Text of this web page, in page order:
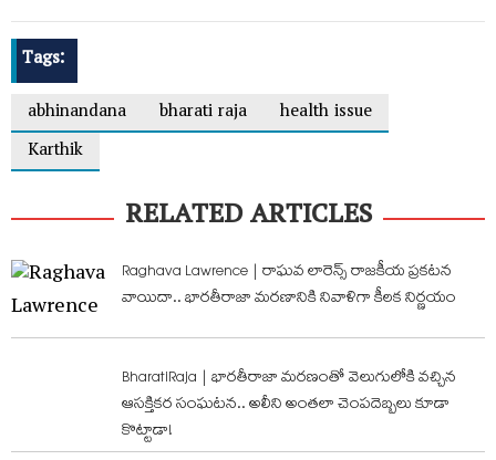
Tags:
abhinandana
bharati raja
health issue
Karthik
RELATED ARTICLES
Raghava Lawrence | రాఘవ లారెన్స్ రాజకీయ ప్రకటన
వాయిదా.. భారతీరాజా మరణానికి నివాళిగా కీలక నిర్ణయం
BharatiRaja | భారతీరాజా మరణంతో వెలుగులోకి వచ్చిన
ఆసక్తికర సంఘటన.. అలీని అంతలా చెంపదెబ్బలు కూడా
కొట్టాడా!